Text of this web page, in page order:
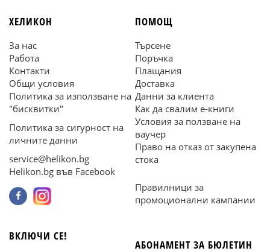
ХЕЛИКОН
За нас
Работа
Контакти
Общи условия
Политика за използване на
"бисквитки"
Политика за сигурност на
личните данни
service@helikon.bg
Helikon.bg във Facebook
ПОМОЩ
Търсене
Поръчка
Плащания
Доставка
Данни за клиента
Как да свалим е-книги
Условия за ползване на
ваучер
Право на отказ от закупена
стока
Правилници за
промоционални кампании
ВКЛЮЧИ СЕ!
АБОНАМЕНТ ЗА БЮЛЕТИН